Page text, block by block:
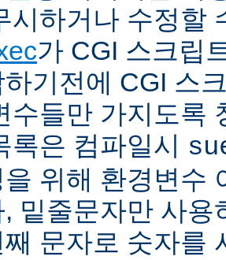
시하거나 수정할
가 CGI 스크립
하기전에 CGI 스
수들만 가지도록
록은 컴파일시
을 위해 환경변수
, 밑줄문자만 사용
째 문자로 숫자를